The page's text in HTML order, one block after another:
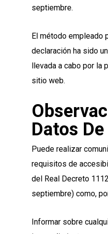
septiembre.
El método empleado
declaración ha sido
llevada a cabo por la
sitio web.
Datos
Puede realizar
requisitos de
del Real Decreto
septiembre) como,
Informar sobre